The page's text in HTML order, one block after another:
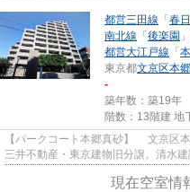
都営三田線 「 春日
南北線 「 後楽園
都営大江戸線 「
東京都文京区本郷
-
築年数：築19年
階数：13階建 地
【パークコート本郷真砂】 文京区
三井不動産・東京建物旧分譲。清水
現在空室情